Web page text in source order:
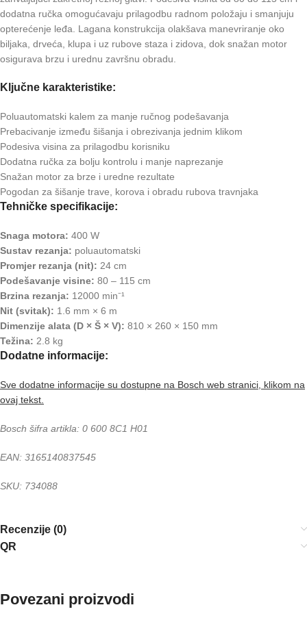
dodatna ručka omogućavaju prilagodbu radnom položaju i smanjuju
opterećenje leđa. Lagana konstrukcija olakšava manevriranje oko
biljaka, drveća, klupa i uz rubove staza i zidova, dok snažan motor
osigurava brzu i urednu završnu obradu.
Ključne karakteristike:
Poluautomatski kalem za manje ručnog podešavanja
Prebacivanje između šišanja i obrezivanja jednim klikom
Podesiva visina za prilagodbu korisniku
Dodatna ručka za bolju kontrolu i manje naprezanje
Snažan motor za brze i uredne rezultate
Pogodan za šišanje trave, korova i obradu rubova travnjaka
Tehničke specifikacije:
Snaga motora: 400 W
Sustav rezanja: poluautomatski
Promjer rezanja (nit): 24 cm
Podešavanje visine: 80 – 115 cm
Brzina rezanja: 12000 min⁻¹
Nit (svitak): 1.6 mm × 6 m
Dimenzije alata (D × Š × V): 810 × 260 × 150 mm
Težina: 2.8 kg
Dodatne informacije:
Sve dodatne informacije su dostupne na Bosch web stranici, klikom na
ovaj tekst.
Bosch šifra artikla: 0 600 8C1 H01
EAN: 3165140837545
SKU: 734088
Recenzije (0)
QR
Povezani proizvodi